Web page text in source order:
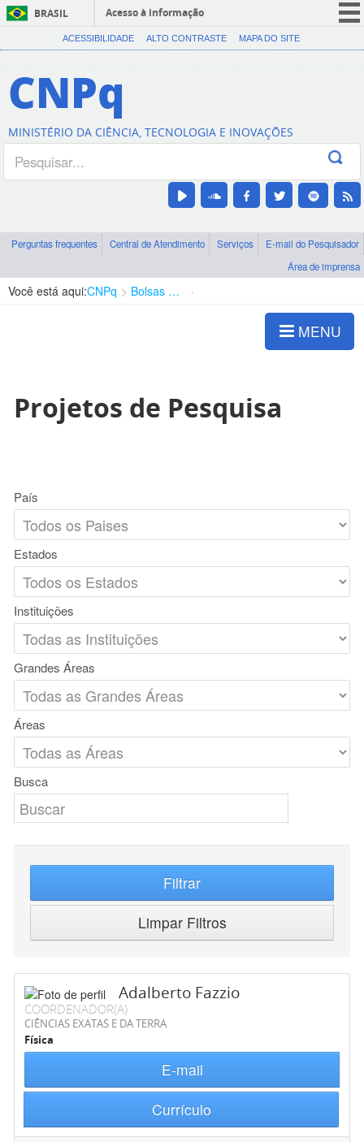
BRASIL
Acesso à informação
CORONAVÍRUS (COVID-19)
Canais
ACESSIBILIDADE ALTO CONTRASTE MAPA DO SITE
CNPq
MINISTÉRIO DA CIÊNCIA, TECNOLOGIA E INOVAÇÕES
Perguntas frequentes Central de Atendimento Serviços
E-mail do Pesquisador
Área de imprensa
Você está aqui:CNPq Bolsas e Auxílios Vigentes
MENU
Projetos de Pesquisa
País
Estados
Instituições
Grandes Áreas
Áreas
Busca
Filtrar
Limpar Filtros
Adalberto Fazzio
COORDENADOR(A)
CIÊNCIAS EXATAS E DA TERRA
Física
E-mail
Currículo